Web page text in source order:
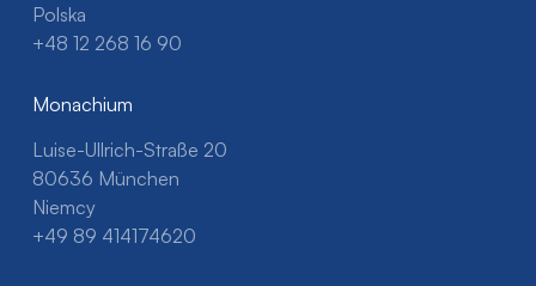
Polska
+48 12 268 16 90
Monachium
Luise-Ullrich-Straße 20
80636 München
Niemcy
+49 89 414174620